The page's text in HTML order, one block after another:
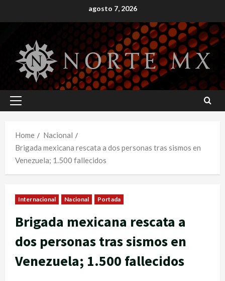
to
agosto 7, 2026
Primary
Home
Nacional
Brigada mexicana rescata a dos personas tras sismos en
Venezuela; 1.500 fallecidos
Internacional Nacional Portada
Brigada mexicana rescata a
dos personas tras sismos en
Venezuela; 1.500 fallecidos